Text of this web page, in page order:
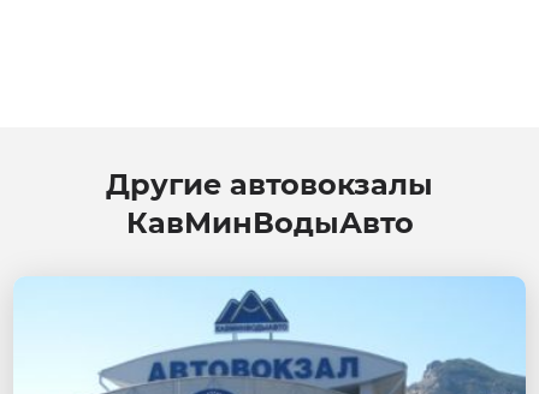
Другие автовокзалы
КавМинВодыАвто